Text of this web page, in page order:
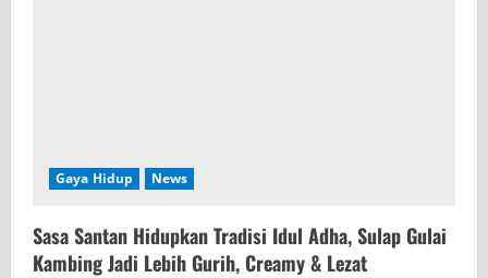
Gaya Hidup News
Sasa Santan Hidupkan Tradisi Idul Adha, Sulap Gulai
Kambing Jadi Lebih Gurih, Creamy & Lezat